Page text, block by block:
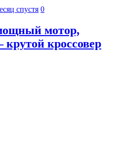
спустя 0
мотор,
кроссовер